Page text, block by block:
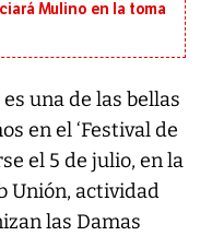
Mulino en la toma
una de las bellas
en el ‘Festival de
el 5 de julio, en la
Unión, actividad
las Damas